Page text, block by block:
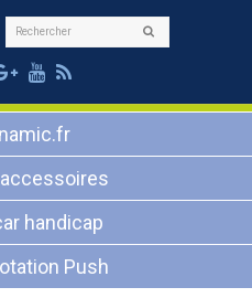
Rechercher
Google
Plus
Youtube
RSS
handicap
Push